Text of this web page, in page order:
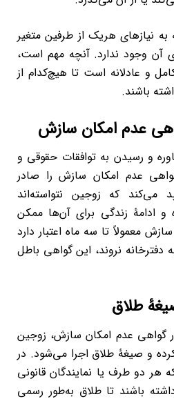
به نیازهای هریک از طرفین متغیر
آن وجود ندارد. آنچه مهم است،
و عادلانه است تا هیچ‌کدام از
باشند.
عدم امکان سازش
و رسیدن به توافقات حقوقی و
عدم امکان سازش را صادر
می‌کند که زوجین نتواسته‌اند
و ادامۀ زندگی برای آن‌ها ممکن
معمولاً تا سه ماه اعتبار دارد
نروند، این گواهی باطل
طلاق
گواهی عدم امکان سازش، زوجین
و صیغۀ طلاق اجرا می‌شود. در
دو طرف یا نمایندگان قانونی
باشند تا طلاق به‌طور رسمی